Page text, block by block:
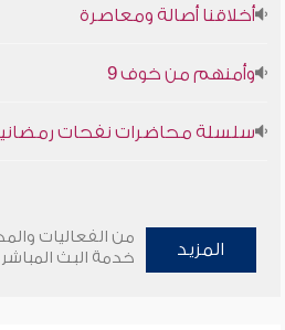
أخلاقنا أصالة ومعاصرة
وأمنهم من خوف 9
سلسلة محاضرات نفحات رمضانية
المزيد
من الفعاليات
خدمة البث المباشر